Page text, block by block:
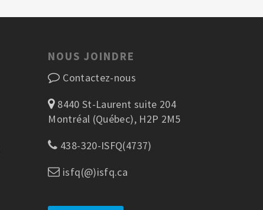
NOUS JOINDRE
Contactez-nous
8440 St-Laurent suite 204
Montréal (Québec), H2P 2M5
438-320-ISFQ(4737)
isfq(@)isfq.ca